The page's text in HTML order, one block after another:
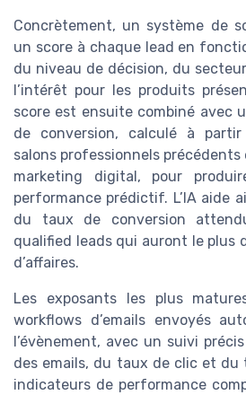
Concrètement, un système de
un score à chaque lead en
du niveau de décision, du
l’intérêt pour les produits
score est ensuite combiné avec
de conversion, calculé à
salons professionnels précédents
marketing digital, pour
performance prédictif. L’IA aide
du taux de conversion
qualified leads qui auront le plus
d’affaires.
Les exposants les plus
workflows d’emails envoyés
l’évènement, avec un suivi
des emails, du taux de clic et du
indicateurs de performance